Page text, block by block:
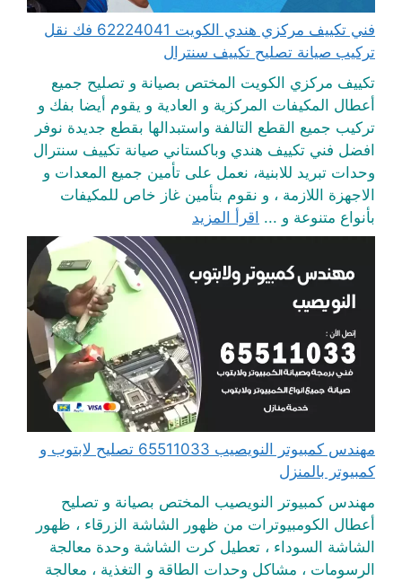
فني تكييف مركزي هندي الكويت 62224041 فك نقل
تركيب صيانة تصليح تكييف سنترال
تكييف مركزي الكويت المختص بصيانة و تصليح جميع
أعطال المكيفات المركزية و العادية و يقوم أيضا بفك و
تركيب جميع القطع التالفة واستبدالها بقطع جديدة نوفر
افضل فني تكييف هندي وباكستاني صيانة تكييف سنترال
وحدات تبريد للابنية، نعمل على تأمين جميع المعدات و
الاجهزة اللازمة ، و نقوم بتأمين غاز خاص للمكيفات
بأنواع متنوعة و ... اقرأ المزيد
مهندس كمبيوتر النويصيب 65511033 تصليح لابتوب و
كمبيوتر بالمنزل
مهندس كمبيوتر النويصيب المختص بصيانة و تصليح
أعطال الكومبيوترات من ظهور الشاشة الزرقاء ، ظهور
الشاشة السوداء ، تعطيل كرت الشاشة وحدة معالجة
الرسومات ، مشاكل وحدات الطاقة و التغذية ، معالجة